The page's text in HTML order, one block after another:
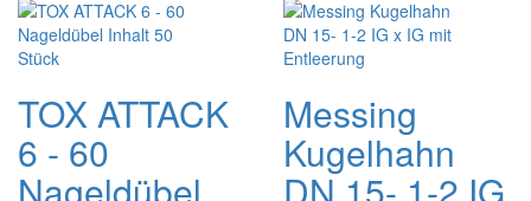
TOX ATTACK
6 - 60
Messing
Kugelhahn